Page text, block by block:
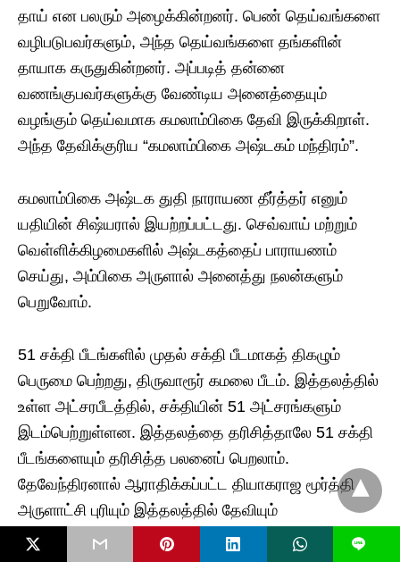
தாய் என பலரும் அழைக்கின்றனர். பெண் தெய்வங்களை
வழிபடுபவர்களும், அந்த தெய்வங்களை தங்களின்
தாயாக கருதுகின்றனர். அப்படித் தன்னை
வணங்குபவர்களுக்கு வேண்டிய அனைத்தையும்
வழங்கும் தெய்வமாக கமலாம்பிகை தேவி இருக்கிறாள்.
அந்த தேவிக்குரிய “கமலாம்பிகை அஷ்டகம் மந்திரம்”.
கமலாம்பிகை அஷ்டக துதி நாராயண தீர்த்தர் எனும்
யதியின் சிஷ்யரால் இயற்றப்பட்டது. செவ்வாய் மற்றும்
வெள்ளிக்கிழமைகளில் அஷ்டகத்தைப் பாராயணம்
செய்து, அம்பிகை அருளால் அனைத்து நலன்களும்
பெறுவோம்.
51 சக்தி பீடங்களில் முதல் சக்தி பீடமாகத் திகழும்
பெருமை பெற்றது, திருவாரூர் கமலை பீடம். இத்தலத்தில்
உள்ள அட்சரபீடத்தில், சக்தியின் 51 அட்சரங்களும்
இடம்பெற்றுள்ளன. இத்தலத்தை தரிசித்தாலே 51 சக்தி
பீடங்களையும் தரிசித்த பலனைப் பெறலாம்.
தேவேந்திரனால் ஆராதிக்கப்பட்ட தியாகராஜ மூர்த்தி
அருளாட்சி புரியும் இத்தலத்தில் தேவியும்
கமலாம்பிகையாக திருவருள் பாலிக்கிறாள். சங்கீத